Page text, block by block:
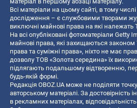
Всі матеріали на цьому сайті, в тому числі
дослідження – є службовими творами
виключні майнові права на які належать
На всі опубліковані фотоматеріали Getty
майнові права, які захищаються законом
права та суміжні права», ніхто не має
дозволу ТОВ «Золота середина» їх
підлягають подальшому відтворенню,
будь-якій формі.
Редакція OBOZ.UA може не поділяти
авторському матеріалі. За достовірність
в рекламних матеріалах,